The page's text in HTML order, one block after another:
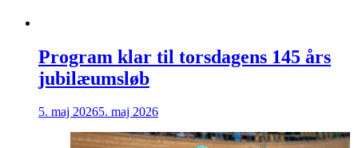
Program klar til torsdagens 145 års
jubilæumsløb
5. maj 20265. maj 2026